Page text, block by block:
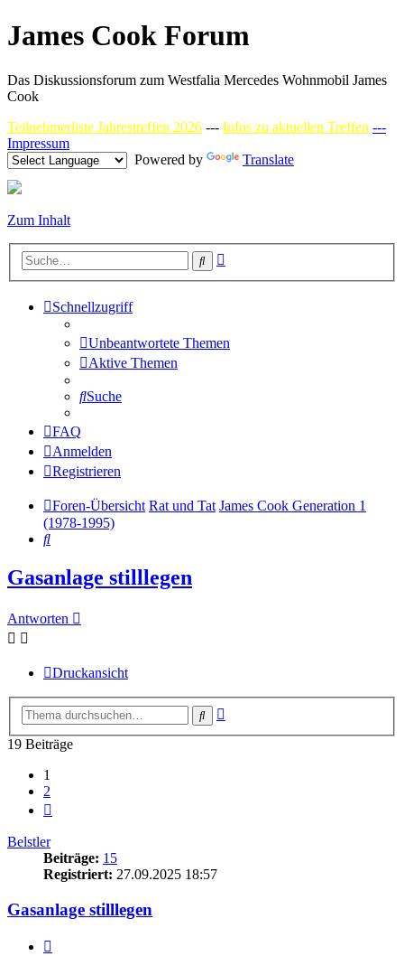
James Cook Forum
Das Diskussionsforum zum Westfalia Mercedes Wohnmobil James
Cook
Teilnehmerliste Jahrestreffen 2026 --- Infos zu aktuellen Treffen ---
Impressum
Powered by
Translate
Zum Inhalt
Suche
Schnellzugriff
Unbeantwortete Themen
Aktive Themen
Suche
FAQ
Anmelden
Registrieren
Foren-Übersicht Rat und Tat James Cook Generation 1
(1978-1995)
Suche
Gasanlage stilllegen
Antworten
Druckansicht
Suche
19 Beiträge
1
2
Belstler
Beiträge: 15
Registriert: 27.09.2025 18:57
Gasanlage stilllegen